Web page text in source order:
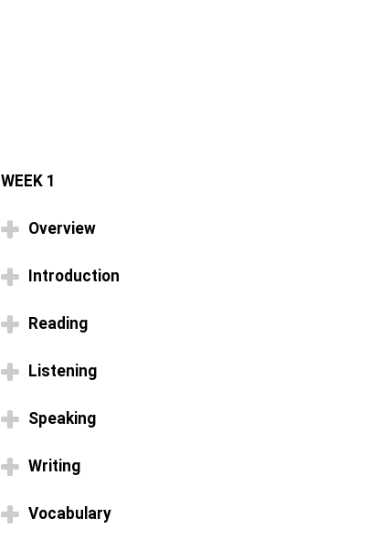
WEEK 1
Overview
Introduction
Reading
Listening
Speaking
Writing
Vocabulary